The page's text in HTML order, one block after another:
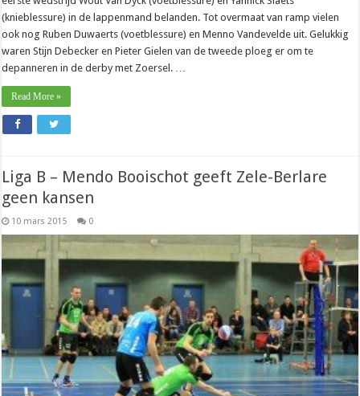
(knieblessure) in de lappenmand belanden. Tot overmaat van ramp vielen
ook nog Ruben Duwaerts (voetblessure) en Menno Vandevelde uit. Gelukkig
waren Stijn Debecker en Pieter Gielen van de tweede ploeg er om te
depanneren in de derby met Zoersel. …
Read More »
Liga B – Mendo Booischot geeft Zele-Berlare
geen kansen
10 mars 2015 0